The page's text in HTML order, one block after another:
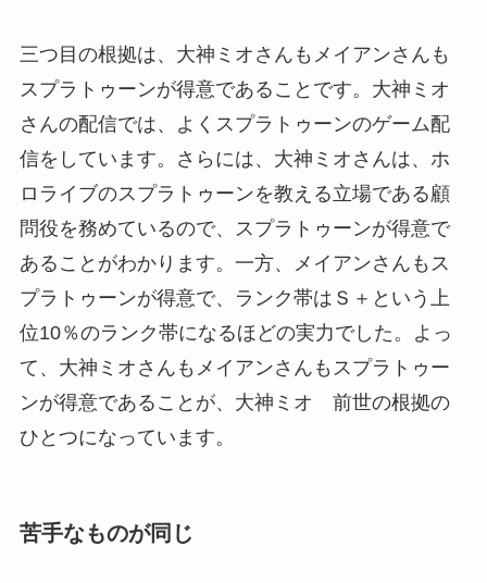
三つ目の根拠は、大神ミオさんもメイアンさんも
スプラトゥーンが得意であることです。大神ミオ
さんの配信では、よくスプラトゥーンのゲーム配
信をしています。さらには、大神ミオさんは、ホ
ロライブのスプラトゥーンを教える立場である顧
問役を務めているので、スプラトゥーンが得意で
あることがわかります。一方、メイアンさんもス
プラトゥーンが得意で、ランク帯はＳ＋という上
位10％のランク帯になるほどの実力でした。よっ
て、大神ミオさんもメイアンさんもスプラトゥー
ンが得意であることが、大神ミオ 前世の根拠の
ひとつになっています。
苦手なものが同じ